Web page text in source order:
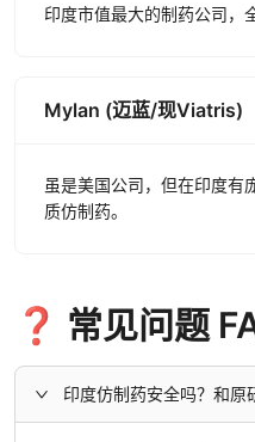
印度市值最大的制药公司，
Mylan (迈蓝/现Viatris)
虽是美国公司，但在印度有
质仿制药。
❓ 常见问题
印度仿制药安全吗？和原